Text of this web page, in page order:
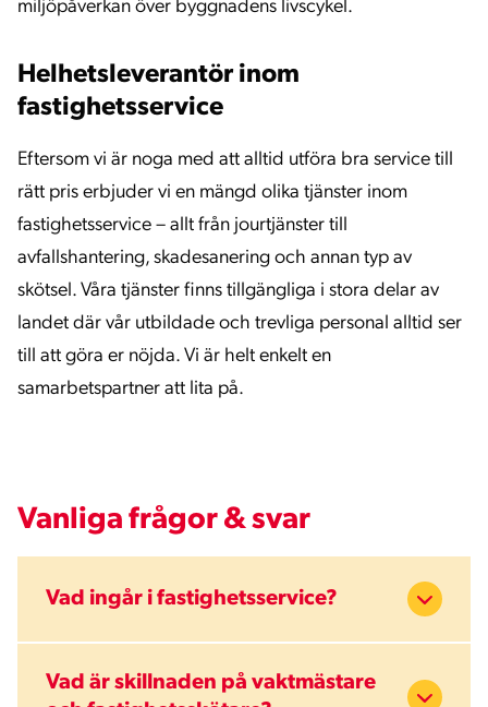
miljöpåverkan över byggnadens livscykel.
Helhetsleverantör inom
fastighetsservice
Eftersom vi är noga med att alltid utföra bra service till
rätt pris erbjuder vi en mängd olika tjänster inom
fastighetsservice – allt från jourtjänster till
avfallshantering, skadesanering och annan typ av
skötsel. Våra tjänster finns tillgängliga i stora delar av
landet där vår utbildade och trevliga personal alltid ser
till att göra er nöjda. Vi är helt enkelt en
samarbetspartner att lita på.
Vanliga frågor & svar
Vad ingår i fastighetsservice?
Fastighetsservice handlar om att ta hand om hela
din byggnad, både invändigt och utvändigt. Det
Vad är skillnaden på vaktmästare